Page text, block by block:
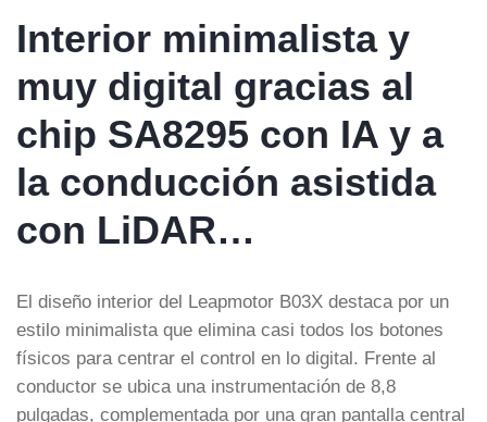
Interior minimalista y
muy digital gracias al
chip SA8295 con IA y a
la conducción asistida
con LiDAR…
El diseño interior del Leapmotor B03X destaca por un
estilo minimalista que elimina casi todos los botones
físicos para centrar el control en lo digital. Frente al
conductor se ubica una instrumentación de 8,8
pulgadas, complementada por una gran pantalla central